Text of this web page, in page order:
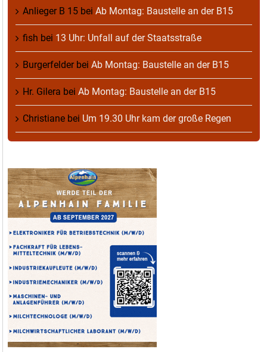
Anlieger B 15 bei Ab Montag: Baustelle an der B15
fish bei 13 Uhr: Unfall auf der Staatsstraße
Burgerfelderbei Ab Montag: Baustelle an der B15
Hr. Gilera bei Ab Montag: Baustelle an der B15
Christiane bei Um 19.30 Uhr kam der große Regen